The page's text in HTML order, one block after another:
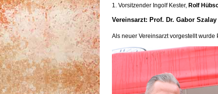
1. Vorsitzender Ingolf Kester, Rolf
Vereinsarzt: Prof. Dr. Gabor Szalay
Als neuer Vereinsarzt vorgestellt wurde